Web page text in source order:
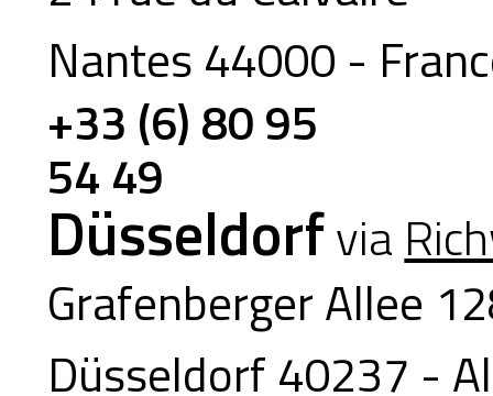
Nantes 44000 -
+33 (6) 80 95
54 49
Düsseldorfvia
Grafenberger Allee
Düsseldorf 40237 -